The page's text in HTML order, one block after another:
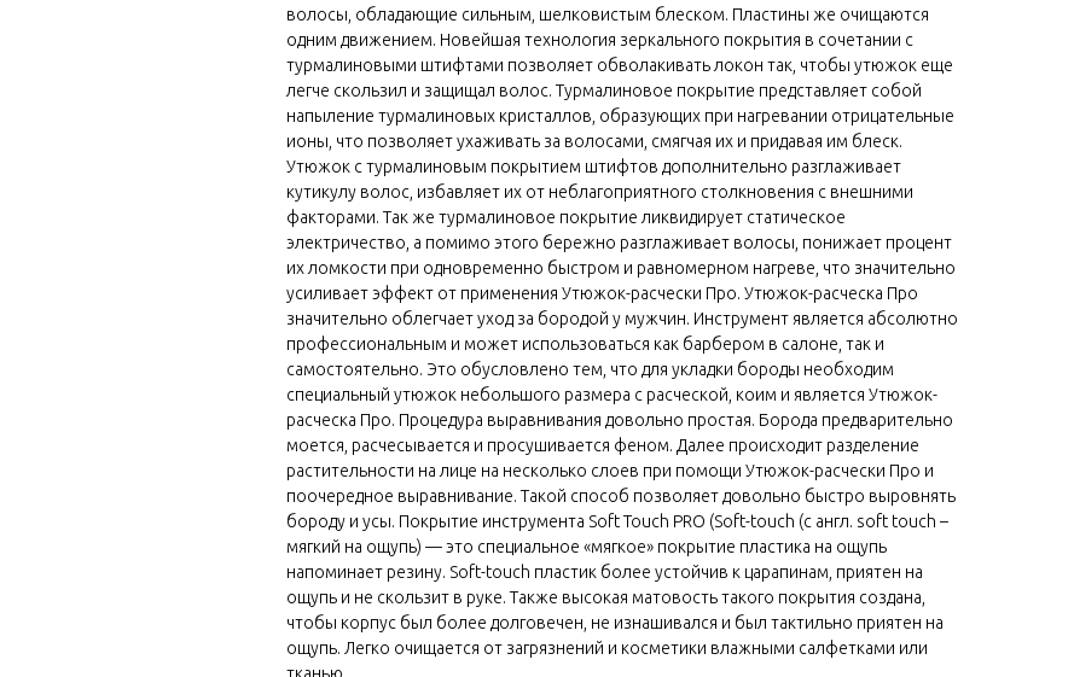
волосы, обладающие сильным, шелковистым блеском. Пластины же очищаются
одним движением. Новейшая технология зеркального покрытия в сочетании с
турмалиновыми штифтами позволяет обволакивать локон так, чтобы утюжок еще
легче скользил и защищал волос. Турмалиновое покрытие представляет собой
напыление турмалиновых кристаллов, образующих при нагревании отрицательные
ионы, что позволяет ухаживать за волосами, смягчая их и придавая им блеск.
Утюжок с турмалиновым покрытием штифтов дополнительно разглаживает
кутикулу волос, избавляет их от неблагоприятного столкновения с внешними
факторами. Так же турмалиновое покрытие ликвидирует статическое
электричество, а помимо этого бережно разглаживает волосы, понижает процент
их ломкости при одновременно быстром и равномерном нагреве, что значительно
усиливает эффект от применения Утюжок-расчески Про. Утюжок-расческа Про
значительно облегчает уход за бородой у мужчин. Инструмент является абсолютно
профессиональным и может использоваться как барбером в салоне, так и
самостоятельно. Это обусловлено тем, что для укладки бороды необходим
специальный утюжок небольшого размера с расческой, коим и является Утюжок-
расческа Про. Процедура выравнивания довольно простая. Борода предварительно
моется, расчесывается и просушивается феном. Далее происходит разделение
растительности на лице на несколько слоев при помощи Утюжок-расчески Про и
поочередное выравнивание. Такой способ позволяет довольно быстро выровнять
бороду и усы. Покрытие инструмента Soft Touch PRO (Soft-touch (c англ. soft touch –
мягкий на ощупь) — это специальное «мягкое» покрытие пластика на ощупь
напоминает резину. Soft-touch пластик более устойчив к царапинам, приятен на
ощупь и не скользит в руке. Также высокая матовость такого покрытия создана,
чтобы корпус был более долговечен, не изнашивался и был тактильно приятен на
ощупь. Легко очищается от загрязнений и косметики влажными салфетками или
тканью.